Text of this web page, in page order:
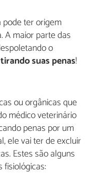
ter origem
A maior parte das
o
suas penas!
ou orgânicas que
médico veterinário
penas por um
ele vai ter de excluir
Estes são alguns
fisiológicas: